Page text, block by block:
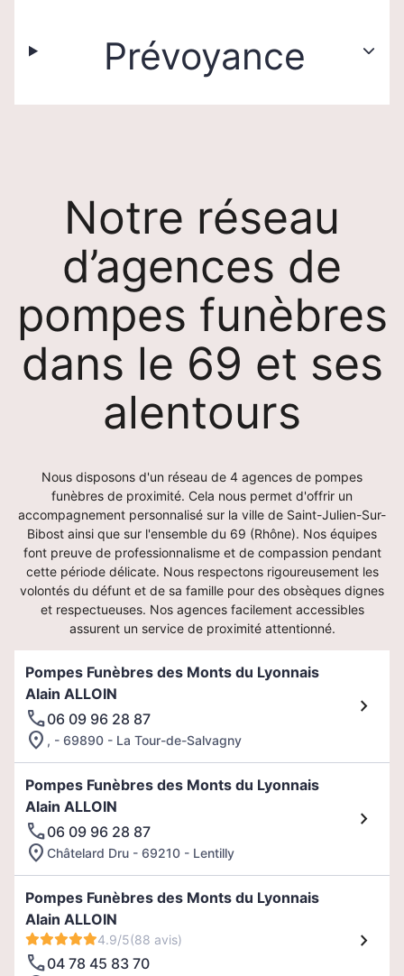
Prévoyance
Notre réseau
d’agences de
pompes funèbres
dans le 69 et ses
alentours
Nous disposons d'un réseau de 4 agences de pompes
funèbres de proximité. Cela nous permet d'offrir un
accompagnement personnalisé sur la ville de Saint-Julien-Sur-
Bibost ainsi que sur l'ensemble du 69 (Rhône). Nos équipes
font preuve de professionnalisme et de compassion pendant
cette période délicate. Nous respectons rigoureusement les
volontés du défunt et de sa famille pour des obsèques dignes
et respectueuses. Nos agences facilement accessibles
assurent un service de proximité attentionné.
Pompes Funèbres des Monts du Lyonnais
Alain ALLOIN
06 09 96 28 87
, - 69890 - La Tour-de-Salvagny
Pompes Funèbres des Monts du Lyonnais
Alain ALLOIN
06 09 96 28 87
Châtelard Dru - 69210 - Lentilly
Pompes Funèbres des Monts du Lyonnais
Alain ALLOIN
4.9/5(88 avis)
04 78 45 83 70